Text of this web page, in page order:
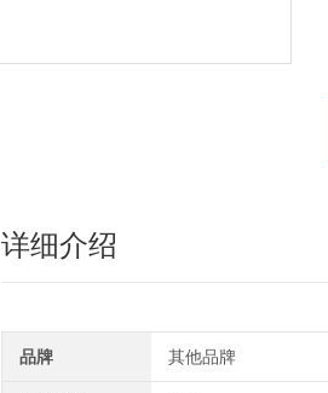
详细介绍
品牌 其他品牌